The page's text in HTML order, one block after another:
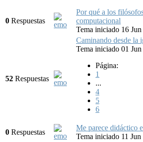
0 Respuestas
Por qué a los
computacional
Tema iniciado 16
52 Respuestas
Caminando desde la
Tema iniciado 01 Jun
Página:
1
...
4
5
6
0 Respuestas
Me parece didáctico
Tema iniciado 11